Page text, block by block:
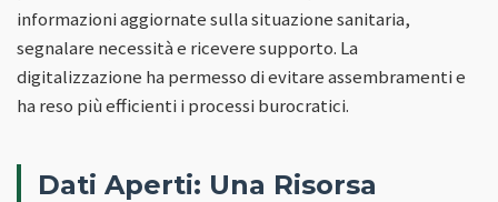
informazioni aggiornate sulla situazione sanitaria,
segnalare necessità e ricevere supporto. La
digitalizzazione ha permesso di evitare assembramenti e
ha reso più efficienti i processi burocratici.
Dati Aperti: Una Risorsa